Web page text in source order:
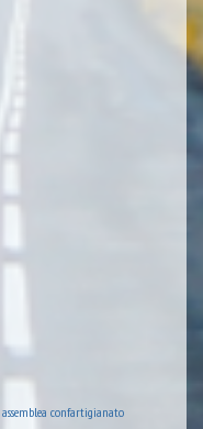
assemblea confartigianato